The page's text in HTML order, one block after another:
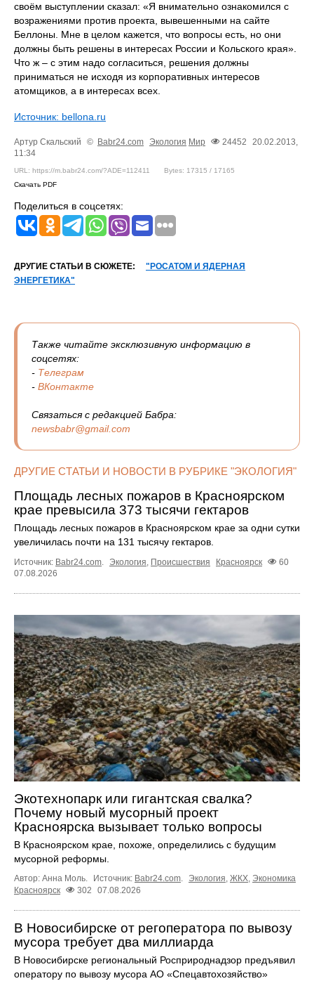
своём выступлении сказал: «Я внимательно ознакомился с
возражениями против проекта, вывешенными на сайте
Беллоны. Мне в целом кажется, что вопросы есть, но они
должны быть решены в интересах России и Кольского края».
Что ж – с этим надо согласиться, решения должны
приниматься не исходя из корпоративных интересов
атомщиков, а в интересах всех.
Источник: bellona.ru
Артур Скальский © Babr24.com Экология Мир 24452
20.02.2013,
11:34
URL: https://m.babr24.com/?ADE=112411
Bytes: 17315 / 17165
Скачать PDF
Поделиться в соцсетях:
ДРУГИЕ СТАТЬИ В СЮЖЕТЕ:
"РОСАТОМ И ЯДЕРНАЯ
ЭНЕРГЕТИКА"
Также читайте эксклюзивную информацию в
соцсетях:
- Телеграм
- ВКонтакте
Связаться с редакцией Бабра:
newsbabr@gmail.com
ДРУГИЕ СТАТЬИ И НОВОСТИ В РУБРИКЕ "ЭКОЛОГИЯ"
Площадь лесных пожаров в Красноярском
крае превысила 373 тысячи гектаров
Площадь лесных пожаров в Красноярском крае за одни сутки
увеличилась почти на 131 тысячу гектаров.
Источник: Babr24.com. Экология, Происшествия Красноярск
60
07.08.2026
Экотехнопарк или гигантская свалка?
Почему новый мусорный проект
Красноярска вызывает только вопросы
В Красноярском крае, похоже, определились с будущим
мусорной реформы.
Автор: Анна Моль. Источник: Babr24.com. Экология, ЖКХ, Экономика
Красноярск
302 07.08.2026
В Новосибирске от регоператора по вывозу
мусора требует два миллиарда
В Новосибирске региональный Росприроднадзор предъявил
оператору по вывозу мусора АО «Спецавтохозяйство»